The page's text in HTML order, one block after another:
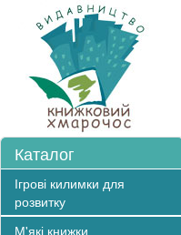
Каталог
Ігрові килимки для
розвитку
М'які книжки